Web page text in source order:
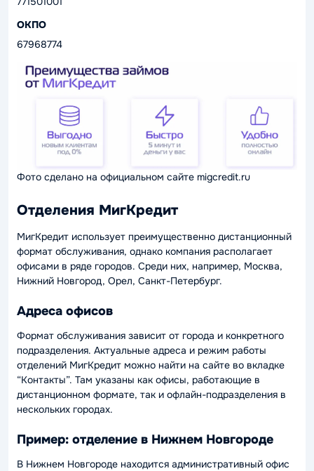
ОКПО
67968774
Фото сделано на официальном сайте migcredit.ru
Отделения МигКредит
МигКредит использует преимущественно дистанционный
формат обслуживания, однако компания располагает
офисами в ряде городов. Среди них, например, Москва,
Нижний Новгород, Орел, Санкт-Петербург.
Адреса офисов
Формат обслуживания зависит от города и конкретного
подразделения. Актуальные адреса и режим работы
отделений МигКредит можно найти на сайте во вкладке
“Контакты”. Там указаны как офисы, работающие в
дистанционном формате, так и офлайн-подразделения в
нескольких городах.
Пример: отделение в Нижнем Новгороде
В Нижнем Новгороде находится административный офис